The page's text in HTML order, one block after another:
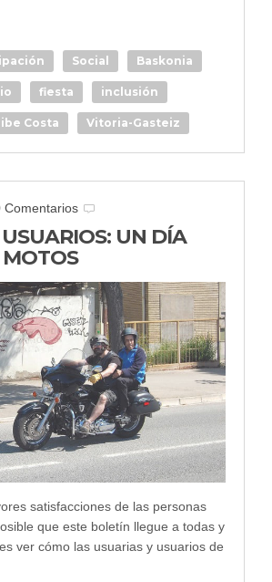
Social Baskonia
fiesta inclusión
Costa Vitoria-Gasteiz
Comentarios
USUARIOS: UN DÍA
satisfacciones de las personas
que este boletín llegue a todas y
ver cómo las usuarias y usuarios de